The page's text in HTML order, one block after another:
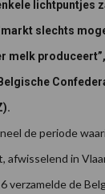
lichtpuntjes
slechts
melk
de periode
afwisselend in
verzamelde de